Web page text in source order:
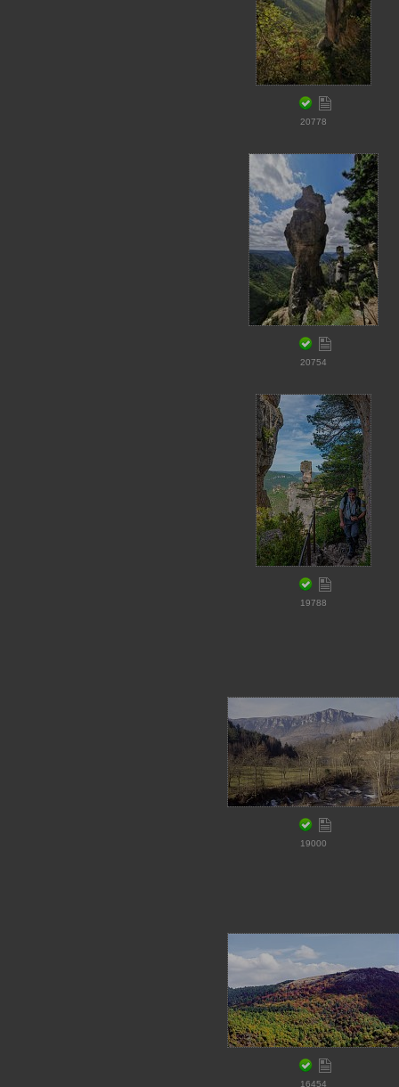
20778
20754
19788
19000
16454